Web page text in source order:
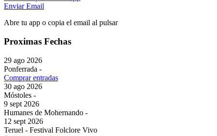
Enviar Email
Abre tu app o copia el email al pulsar
Proximas Fechas
29 ago 2026
Ponferrada -
Comprar entradas
30 ago 2026
Móstoles -
9 sept 2026
Humanes de Mohernando -
12 sept 2026
Teruel - Festival Folclore Vivo